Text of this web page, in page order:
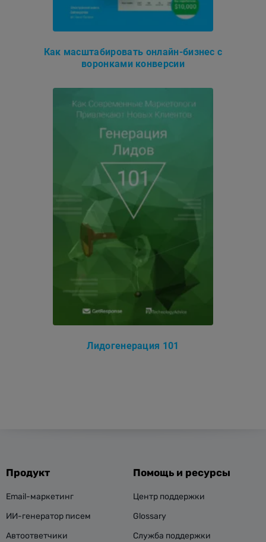
Как масштабировать онлайн-бизнес с
воронками конверсии
Лидогенерация 101
Продукт
Email-маркетинг
ИИ-генератор писем
Автоответчики
Помощь и ресурсы
Центр поддержки
Glossary
Служба поддержки